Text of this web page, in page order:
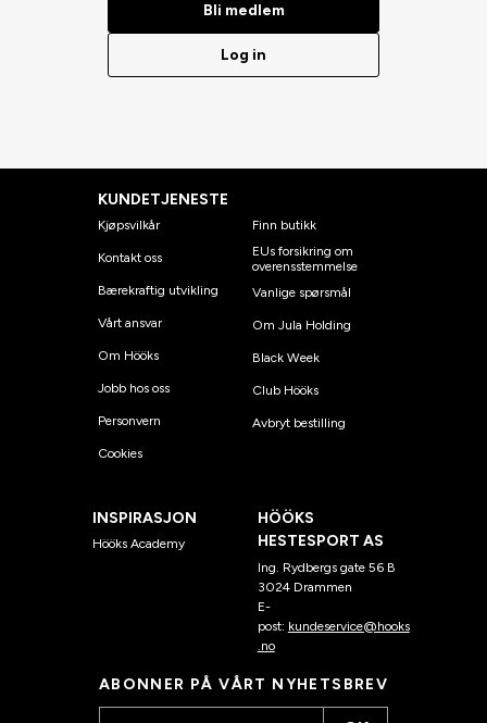
Bli medlem
Log in
KUNDETJENESTE
Kjøpsvilkår
Kontakt oss
Bærekraftig utvikling
Vårt ansvar
Om Hööks
Jobb hos oss
Personvern
Cookies
Finn butikk
EUs forsikring om
overensstemmelse
Vanlige spørsmål
Om Jula Holding
Black Week
Club Hööks
Avbryt bestilling
INSPIRASJON
Hööks Academy
HÖÖKS
HESTESPORT AS
Ing. Rydbergs gate 56 B
3024 Drammen
E-
post: kundeservice@hooks
.no
ABONNER PÅ VÅRT NYHETSBREV